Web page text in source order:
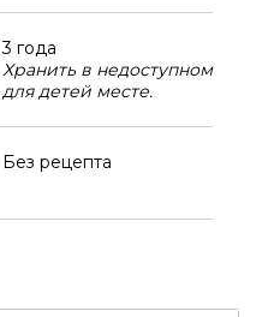
3 года
Хранить в недоступном
для детей месте.
Без рецепта